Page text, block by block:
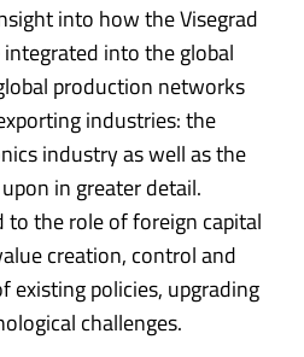
into how the Visegrad
into the global
production networks
industries: the
industry as well as the
in greater detail.
to the role of foreign capital
creation, control and
existing policies, upgrading
challenges.